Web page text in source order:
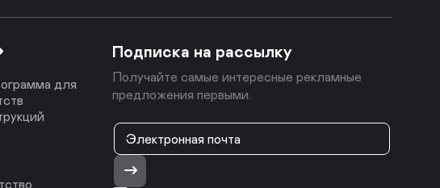
для
Подписка на рассылку
Получайте самые интересные рекламные
предложения первыми.